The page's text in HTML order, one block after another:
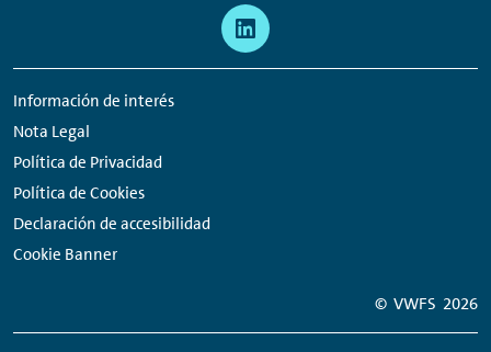
Información de interés
Nota Legal
Política de Privacidad
Política de Cookies
Declaración de accesibilidad
Cookie Banner
redes
sociales
© VWFS 2026